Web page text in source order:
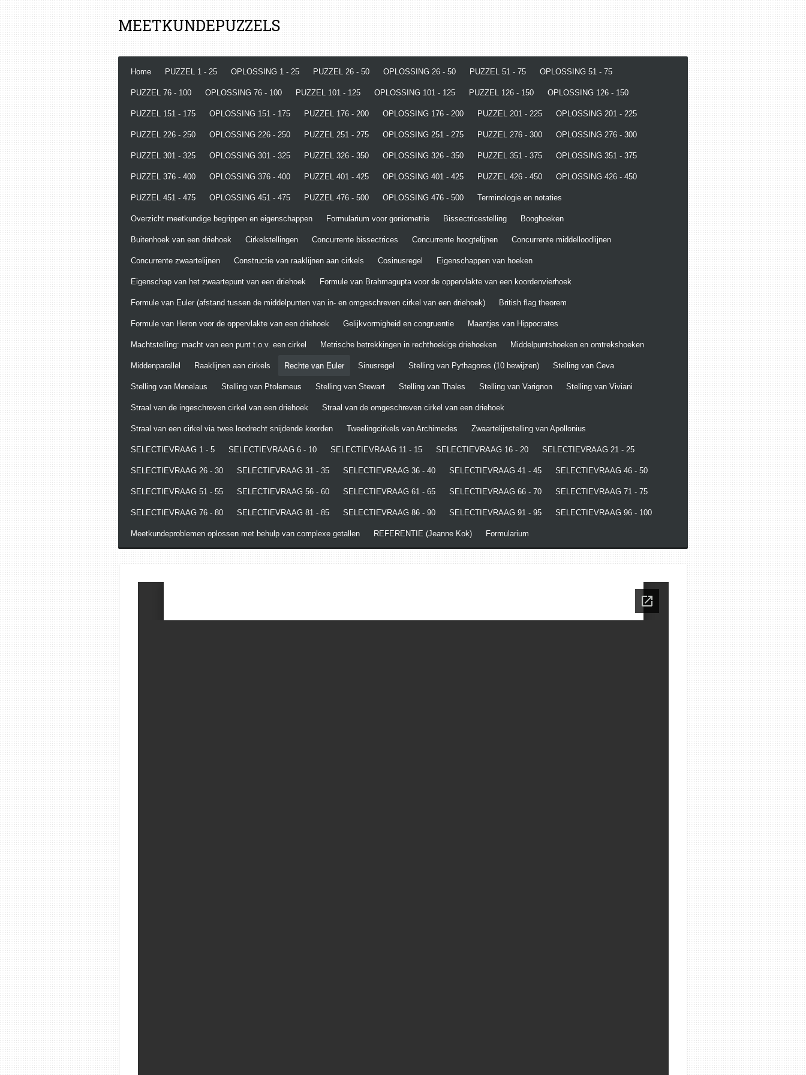
Ga
direct
naar
de
hoofdinhoud
MEETKUNDEPUZZELS
Home PUZZEL 1 - 25 OPLOSSING 1 - 25 PUZZEL 26 - 50 OPLOSSING 26 - 50 PUZZEL 51 - 75 OPLOSSING 51 - 75
PUZZEL 76 - 100 OPLOSSING 76 - 100 PUZZEL 101 - 125 OPLOSSING 101 - 125 PUZZEL 126 - 150 OPLOSSING 126 - 150
PUZZEL 151 - 175 OPLOSSING 151 - 175 PUZZEL 176 - 200 OPLOSSING 176 - 200 PUZZEL 201 - 225 OPLOSSING 201 - 225
PUZZEL 226 - 250 OPLOSSING 226 - 250 PUZZEL 251 - 275 OPLOSSING 251 - 275 PUZZEL 276 - 300 OPLOSSING 276 - 300
PUZZEL 301 - 325 OPLOSSING 301 - 325 PUZZEL 326 - 350 OPLOSSING 326 - 350 PUZZEL 351 - 375 OPLOSSING 351 - 375
PUZZEL 376 - 400 OPLOSSING 376 - 400 PUZZEL 401 - 425 OPLOSSING 401 - 425 PUZZEL 426 - 450 OPLOSSING 426 - 450
PUZZEL 451 - 475 OPLOSSING 451 - 475 PUZZEL 476 - 500 OPLOSSING 476 - 500 Terminologie en notaties
Overzicht meetkundige begrippen en eigenschappen Formularium voor goniometrie Bissectricestelling Booghoeken
Buitenhoek van een driehoek Cirkelstellingen Concurrente bissectrices Concurrente hoogtelijnen Concurrente middelloodlijnen
Concurrente zwaartelijnen Constructie van raaklijnen aan cirkels Cosinusregel Eigenschappen van hoeken
Eigenschap van het zwaartepunt van een driehoek Formule van Brahmagupta voor de oppervlakte van een koordenvierhoek
Formule van Euler (afstand tussen de middelpunten van in- en omgeschreven cirkel van een driehoek) British flag theorem
Formule van Heron voor de oppervlakte van een driehoek Gelijkvormigheid en congruentie Maantjes van Hippocrates
Machtstelling: macht van een punt t.o.v. een cirkel Metrische betrekkingen in rechthoekige driehoeken Middelpuntshoeken en omtrekshoeken
Middenparallel Raaklijnen aan cirkels Rechte van Euler Sinusregel Stelling van Pythagoras (10 bewijzen) Stelling van Ceva
Stelling van Menelaus Stelling van Ptolemeus Stelling van Stewart Stelling van Thales Stelling van Varignon Stelling van Viviani
Straal van de ingeschreven cirkel van een driehoek Straal van de omgeschreven cirkel van een driehoek
Straal van een cirkel via twee loodrecht snijdende koorden Tweelingcirkels van Archimedes Zwaartelijnstelling van Apollonius
SELECTIEVRAAG 1 - 5 SELECTIEVRAAG 6 - 10 SELECTIEVRAAG 11 - 15 SELECTIEVRAAG 16 - 20 SELECTIEVRAAG 21 - 25
SELECTIEVRAAG 26 - 30 SELECTIEVRAAG 31 - 35 SELECTIEVRAAG 36 - 40 SELECTIEVRAAG 41 - 45 SELECTIEVRAAG 46 - 50
SELECTIEVRAAG 51 - 55 SELECTIEVRAAG 56 - 60 SELECTIEVRAAG 61 - 65 SELECTIEVRAAG 66 - 70 SELECTIEVRAAG 71 - 75
SELECTIEVRAAG 76 - 80 SELECTIEVRAAG 81 - 85 SELECTIEVRAAG 86 - 90 SELECTIEVRAAG 91 - 95 SELECTIEVRAAG 96 - 100
Meetkundeproblemen oplossen met behulp van complexe getallen REFERENTIE (Jeanne Kok) Formularium